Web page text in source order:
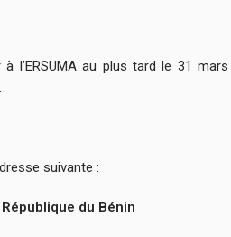
l’ERSUMA au plus tard le 31
suivante :
du Bénin